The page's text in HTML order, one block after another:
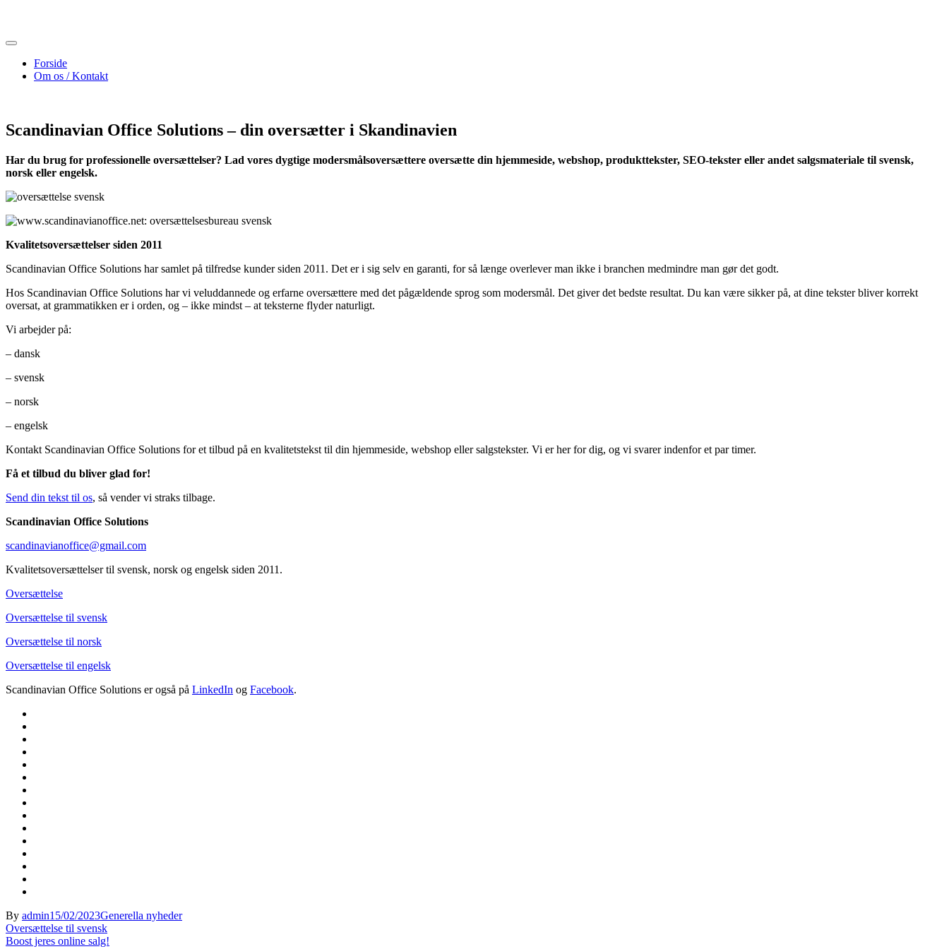
Forside
Om os / Kontakt
Scandinavian Office Solutions – din oversætter i Skandinavien
Har du brug for professionelle oversættelser? Lad vores dygtige modersmålsoversættere oversætte din hjemmeside, webshop, produkttekster, SEO-tekster eller andet salgsmateriale til svensk,
norsk eller engelsk.
Kvalitetsoversættelser siden 2011
Scandinavian Office Solutions har samlet på tilfredse kunder siden 2011. Det er i sig selv en garanti, for så længe overlever man ikke i branchen medmindre man gør det godt.
Hos Scandinavian Office Solutions har vi veluddannede og erfarne oversættere med det pågældende sprog som modersmål. Det giver det bedste resultat. Du kan være sikker på, at dine tekster bliver korrekt
oversat, at grammatikken er i orden, og – ikke mindst – at teksterne flyder naturligt.
Vi arbejder på:
– dansk
– svensk
– norsk
– engelsk
Kontakt Scandinavian Office Solutions for et tilbud på en kvalitetstekst til din hjemmeside, webshop eller salgstekster. Vi er her for dig, og vi svarer indenfor et par timer.
Få et tilbud du bliver glad for!
Send din tekst til os, så vender vi straks tilbage.
Scandinavian Office Solutions
scandinavianoffice@gmail.com
Kvalitetsoversættelser til svensk, norsk og engelsk siden 2011.
Oversættelse
Oversættelse til svensk
Oversættelse til norsk
Oversættelse til engelsk
Scandinavian Office Solutions er også på LinkedIn og Facebook.
By admin15/02/2023Generella nyheder
Indlægsnavigation
Oversættelse til svensk
Boost jeres online salg!